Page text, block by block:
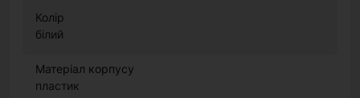
Колір
білий
Матеріал корпусу
пластик